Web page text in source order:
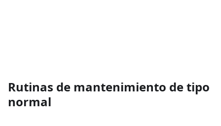
Rutinas de mantenimiento de tipo
normal